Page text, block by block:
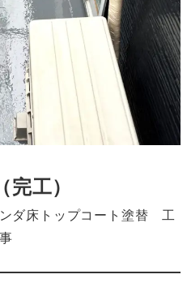
（完工）
ダ床トップコート塗替 工
事